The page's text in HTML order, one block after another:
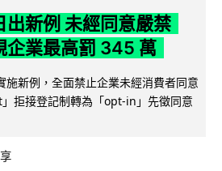
出新例 未經同意嚴禁
企業最高罰 345 萬
施新例，全面禁止企業未經消費者同意
拒接登記制轉為「opt-in」先徵同意